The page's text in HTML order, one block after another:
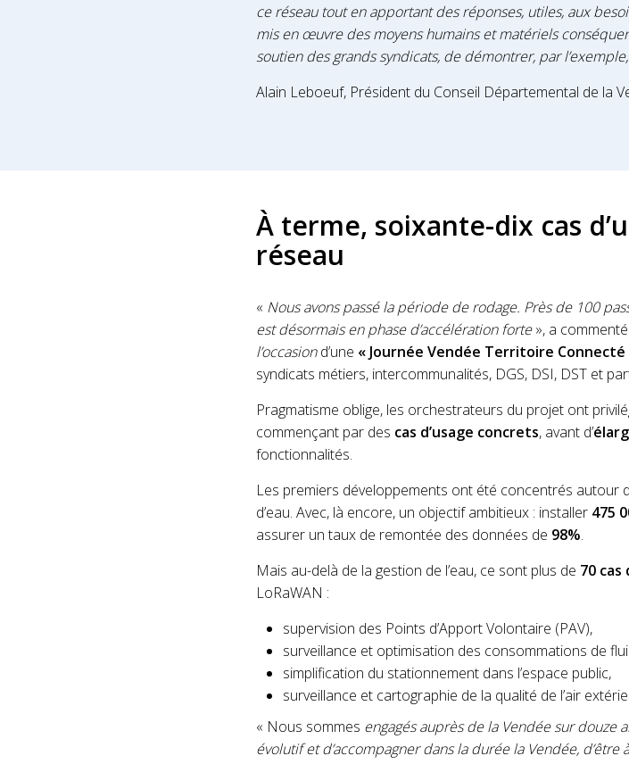
ce réseau tout en apportant des réponses, utiles, aux
mis en œuvre des moyens humains et matériels
soutien des grands syndicats, de démontrer, par
Alain Leboeuf, Président du Conseil Départemental de la
À terme, soixante-dix cas
réseau
« Nous avons passé la période de rodage. Près de 100
est désormais en phase d’accélération forte», a
l’occasiond’une « Journée Vendée Territoire Connecté
syndicats métiers, intercommunalités, DGS, DSI, DST et
Pragmatisme oblige, les orchestrateurs du projet ont
commençant par des cas d’usage concrets, avant d’
fonctionnalités.
Les premiers développements ont été concentrés autour
d’eau. Avec, là encore, un objectif ambitieux : installer 475
assurer un taux de remontée des données de 98%.
Mais au-delà de la gestion de l’eau, ce sont plus de 70 cas
LoRaWAN :
supervision des Points d’Apport Volontaire (PAV),
surveillance et optimisation des consommations de
simplification du stationnement dans l’espace public,
surveillance et cartographie de la qualité de l’air
« Nous sommes engagés auprès de la Vendée sur douze
évolutif et d’accompagner dans la durée la Vendée,